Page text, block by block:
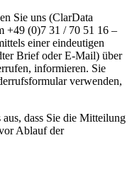
Sie uns (ClarData
+49 (0)7 31 / 70 51 16 –
einer eindeutigen
Brief oder E-Mail) über
informieren. Sie
verwenden,
dass Sie die Mitteilung
Ablauf der